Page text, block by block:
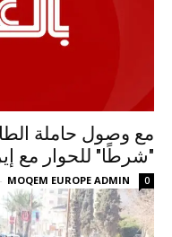
مع وصول حاملة
"شرطًا" للحوار مع
MOQEM EUROPE ADMIN
- 0